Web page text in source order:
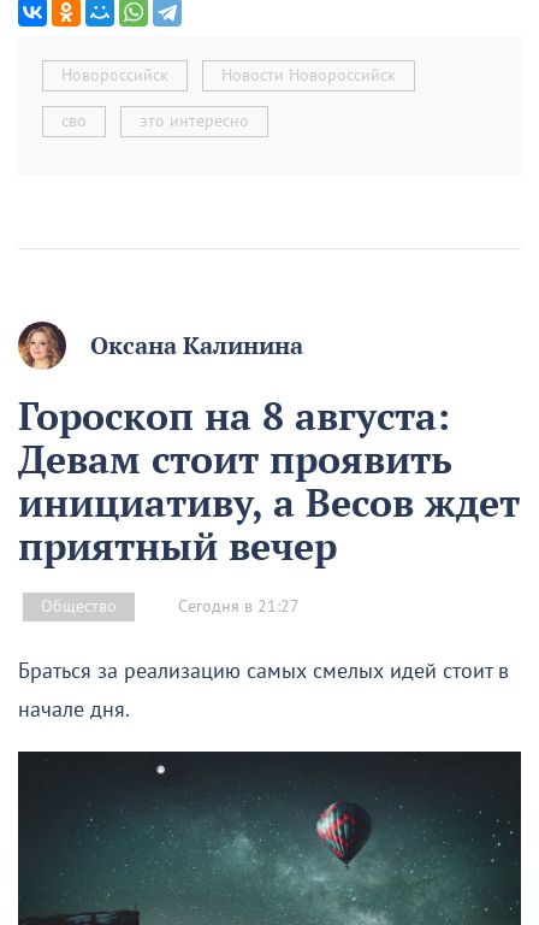
Новороссийск Новости Новороссийск
сво это интересно
Оксана Калинина
Гороскоп на 8 августа:
Девам стоит проявить
инициативу, а Весов ждет
приятный вечер
Общество Сегодня в 21:27
Браться за реализацию самых смелых идей стоит в
начале дня.